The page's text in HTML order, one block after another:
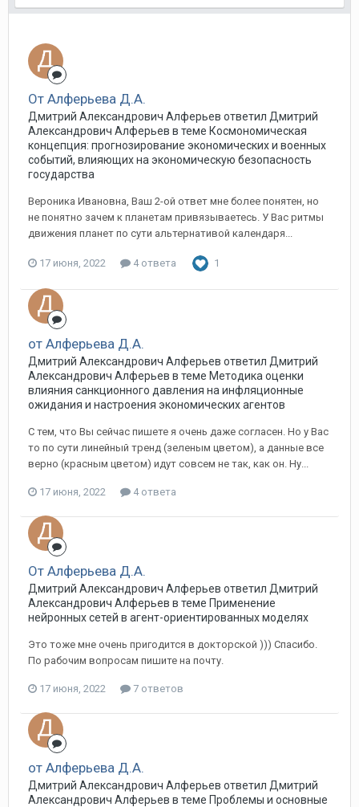
От Алферьева Д.А.
Дмитрий Александрович Алферьев ответил Дмитрий
Александрович Алферьев в теме Космономическая
концепция: прогнозирование экономических и военных
событий, влияющих на экономическую безопасность
государства
Вероника Ивановна, Ваш 2-ой ответ мне более понятен, но
не понятно зачем к планетам привязываетесь. У Вас ритмы
движения планет по сути альтернативой календаря...
17 июня, 2022 4 ответа 1
от Алферьева Д.А.
Дмитрий Александрович Алферьев ответил Дмитрий
Александрович Алферьев в теме Методика оценки
влияния санкционного давления на инфляционные
ожидания и настроения экономических агентов
С тем, что Вы сейчас пишете я очень даже согласен. Но у Вас
то по сути линейный тренд (зеленым цветом), а данные все
верно (красным цветом) идут совсем не так, как он. Ну...
17 июня, 2022 4 ответа
От Алферьева Д.А.
Дмитрий Александрович Алферьев ответил Дмитрий
Александрович Алферьев в теме Применение
нейронных сетей в агент-ориентированных моделях
Это тоже мне очень пригодится в докторской ))) Спасибо.
По рабочим вопросам пишите на почту.
17 июня, 2022 7 ответов
от Алферьева Д.А.
Дмитрий Александрович Алферьев ответил Дмитрий
Александрович Алферьев в теме Проблемы и основные